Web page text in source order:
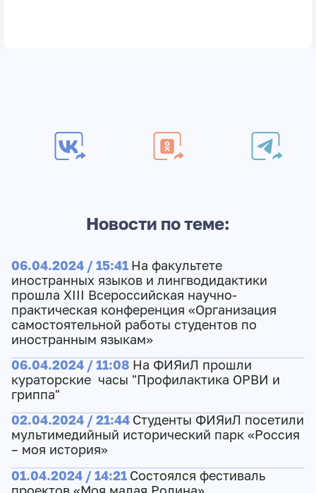
Новости по теме:
06.04.2024 / 15:41 На факультете
иностранных языков и лингводидактики
прошла XIII Всероссийская научно-
практическая конференция «Организация
самостоятельной работы студентов по
иностранным языкам»
06.04.2024 / 11:08 На ФИЯиЛ прошли
кураторские часы "Профилактика ОРВИ и
гриппа"
02.04.2024 / 21:44 Cтуденты ФИЯиЛ посетили
мультимедийный исторический парк «Россия
– моя история»
01.04.2024 / 14:21 Состоялся фестиваль